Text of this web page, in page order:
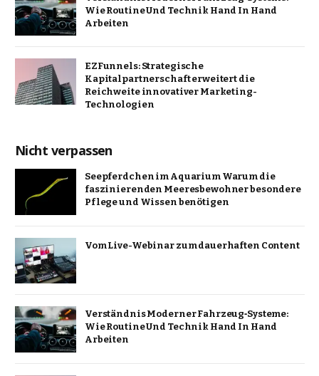
Wie Routine Und Technik Hand In Hand
Arbeiten
EZFunnels: Strategische
Kapitalpartnerschaft erweitert die
Reichweite innovativer Marketing-
Technologien
Nicht verpassen
Seepferdchen im Aquarium Warum die
faszinierenden Meeresbewohner besondere
Pflege und Wissen benötigen
Vom Live-Webinar zum dauerhaften Content
Verständnis Moderner Fahrzeug‑Systeme:
Wie Routine Und Technik Hand In Hand
Arbeiten